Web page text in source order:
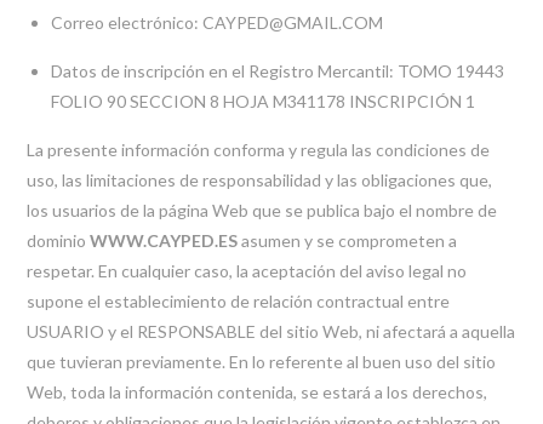
Correo electrónico: CAYPED@GMAIL.COM
Datos de inscripción en el Registro Mercantil: TOMO 19443
FOLIO 90 SECCION 8 HOJA M341178 INSCRIPCIÓN 1
La presente información conforma y regula las condiciones de
uso, las limitaciones de responsabilidad y las obligaciones que,
los usuarios de la página Web que se publica bajo el nombre de
dominioWWW.CAYPED.ESasumen y se comprometen a
respetar. En cualquier caso, la aceptación del aviso legal no
supone el establecimiento de relación contractual entre
USUARIO y el RESPONSABLE del sitio Web, ni afectará a aquella
que tuvieran previamente. En lo referente al buen uso del sitio
Web, toda la información contenida, se estará a los derechos,